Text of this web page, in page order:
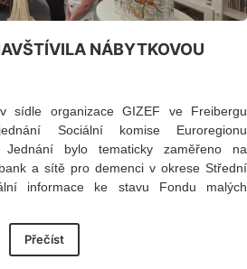
NÁBYTKOVOU
organizace GIZEF ve Freibergu
Sociální komise Euroregionu
Jednání bylo tematicky zaměřeno na
a sítě pro demenci v okrese Střední
informace ke stavu Fondu malých
Přečíst